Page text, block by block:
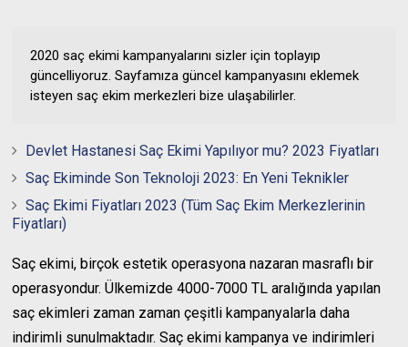
2020 saç ekimi kampanyalarını sizler için toplayıp
güncelliyoruz. Sayfamıza güncel kampanyasını eklemek
isteyen saç ekim merkezleri bize ulaşabilirler.
Devlet Hastanesi Saç Ekimi Yapılıyor mu? 2023 Fiyatları
Saç Ekiminde Son Teknoloji 2023: En Yeni Teknikler
Saç Ekimi Fiyatları 2023 (Tüm Saç Ekim Merkezlerinin
Fiyatları)
Saç ekimi, birçok estetik operasyona nazaran masraflı bir
operasyondur. Ülkemizde 4000-7000 TL aralığında yapılan
saç ekimleri zaman zaman çeşitli kampanyalarla daha
indirimli sunulmaktadır. Saç ekimi kampanya ve indirimleri